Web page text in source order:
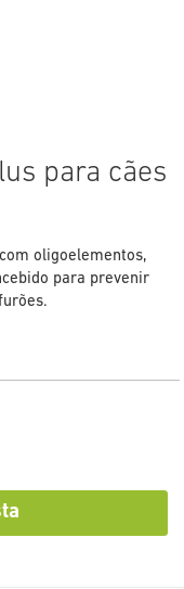
para cães
oligoelementos,
para prevenir